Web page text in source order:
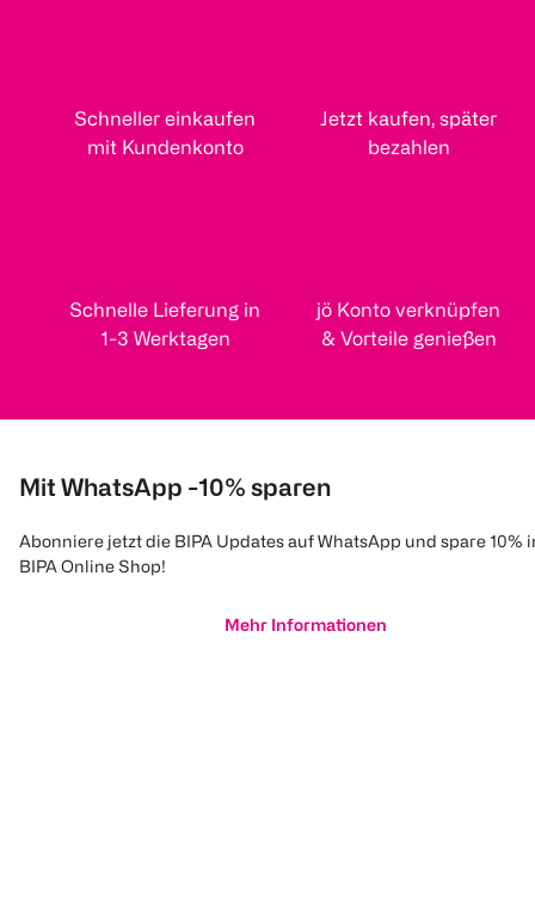
Schneller einkaufen
mit Kundenkonto
Jetzt kaufen, später
bezahlen
Schnelle Lieferung in
1-3 Werktagen
jö Konto verknüpfen
& Vorteile genießen
Mit WhatsApp -10% sparen
Abonniere jetzt die BIPA Updates auf WhatsApp und spare 10%
BIPA Online Shop!
Mehr Informationen